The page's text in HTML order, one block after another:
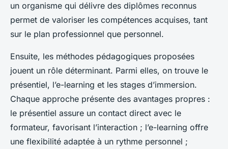
un organisme qui délivre des diplômes reconnus
permet de valoriser les compétences acquises, tant
sur le plan professionnel que personnel.
Ensuite, les méthodes pédagogiques proposées
jouent un rôle déterminant. Parmi elles, on trouve le
présentiel, l’e-learning et les stages d’immersion.
Chaque approche présente des avantages propres :
le présentiel assure un contact direct avec le
formateur, favorisant l’interaction ; l’e-learning offre
une flexibilité adaptée à un rythme personnel ;